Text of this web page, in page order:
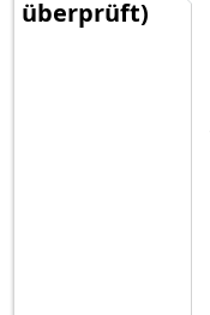
überprüft)